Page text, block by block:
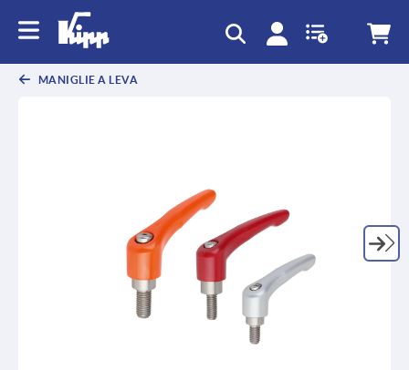
MANIGLIE A LEVA